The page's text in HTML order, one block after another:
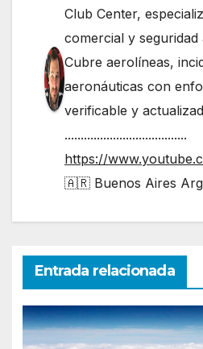
Club Center,
comercial y seguridad
Cubre aerolíneas,
aeronáuticas con
verificable y
......................................
https://
🇦🇷 Buenos Aires
Entrada relacionada